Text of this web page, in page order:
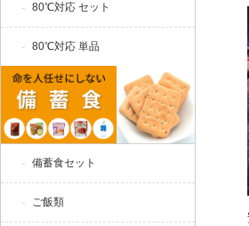
80℃対応 セット
80℃対応 単品
備蓄食セット
ご飯類